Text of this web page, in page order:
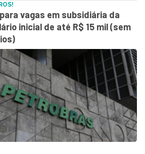
vagas em subsidiária da
inicial de até R$ 15 mil (sem